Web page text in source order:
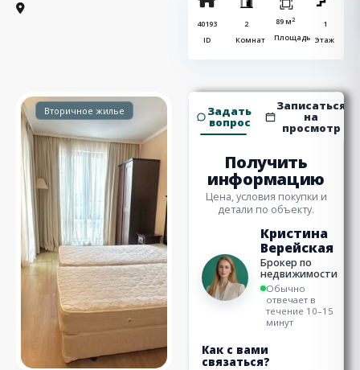
40193
ID
2
Комнат
89 м2
Площадь
1
Этаж
Вторичное жилье Задать
вопрос
Записаться
на
просмотр
Получить
информацию
Цена, условия покупки и
детали по объекту.
Кристина
Верейская
Брокер по
недвижимости
Обычно
отвечает в
течение 10–15
минут
Как с вами
связаться?